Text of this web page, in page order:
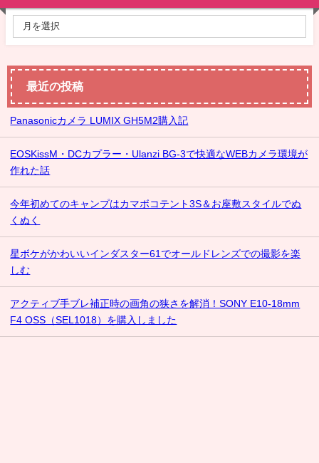
最近の投稿
Panasonicカメラ LUMIX GH5M2購入記
EOSKissM・DCカプラー・Ulanzi BG-3で快適なWEBカメラ環境が
作れた話
今年初めてのキャンプはカマボコテント3S＆お座敷スタイルでぬ
くぬく
星ボケがかわいいインダスター61でオールドレンズでの撮影を楽
しむ
アクティブ手ブレ補正時の画角の狭さを解消！SONY E10-18mm
F4 OSS（SEL1018）を購入しました